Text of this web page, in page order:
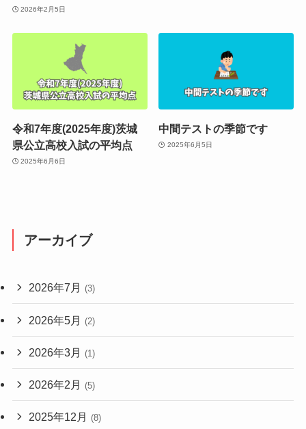
2026年2月5日
令和7年度(2025年度)茨城
県公立高校入試の平均点
2025年6月6日
中間テストの季節です
2025年6月5日
アーカイブ
2026年7月 (3)
2026年5月 (2)
2026年3月 (1)
2026年2月 (5)
2025年12月 (8)